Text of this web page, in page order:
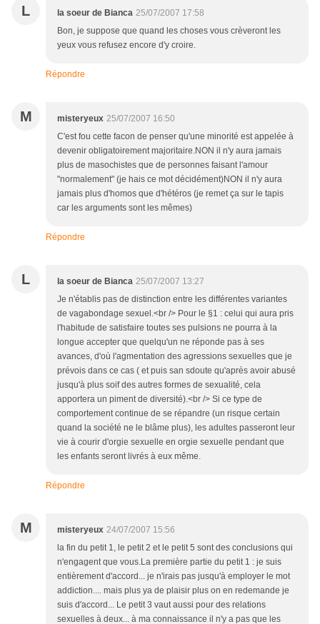
L la soeur de Bianca 25/07/2007 17:58
Bon, je suppose que quand les choses vous crèveront les
yeux vous refusez encore d'y croire.
Répondre
M misteryeux 25/07/2007 16:50
C'est fou cette facon de penser qu'une minorité est appelée à
devenir obligatoirement majoritaire.NON il n'y aura jamais
plus de masochistes que de personnes faisant l'amour
"normalement" (je hais ce mot décidément)NON il n'y aura
jamais plus d'homos que d'hétéros (je remet ça sur le tapis
car les arguments sont les mêmes)
Répondre
L la soeur de Bianca 25/07/2007 13:27
Je n'établis pas de distinction entre les différentes variantes
de vagabondage sexuel.<br /> Pour le §1 : celui qui aura pris
l'habitude de satisfaire toutes ses pulsions ne pourra à la
longue accepter que quelqu'un ne réponde pas à ses
avances, d'où l'agmentation des agressions sexuelles que je
prévois dans ce cas ( et puis san sdoute qu'après avoir abusé
jusqu'à plus soif des autres formes de sexualité, cela
apportera un piment de diversité).<br /> Si ce type de
comportement continue de se répandre (un risque certain
quand la société ne le blâme plus), les adultes passeront leur
vie à courir d'orgie sexuelle en orgie sexuelle pendant que
les enfants seront livrés à eux même.
Répondre
M misteryeux 24/07/2007 15:56
la fin du petit 1, le petit 2 et le petit 5 sont des conclusions qui
n'engagent que vous.La première partie du petit 1 : je suis
entièrement d'accord... je n'irais pas jusqu'à employer le mot
addiction.... mais plus ya de plaisir plus on en redemande je
suis d'accord... Le petit 3 vaut aussi pour des relations
sexuelles à deux... à ma connaissance il n'y a pas que les